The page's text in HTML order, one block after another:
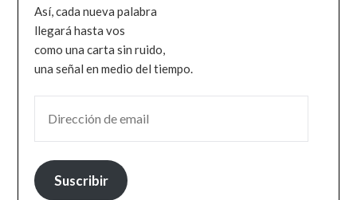
Así, cada nueva palabra
llegará hasta vos
como una carta sin ruido,
una señal en medio del tiempo.
Suscribir